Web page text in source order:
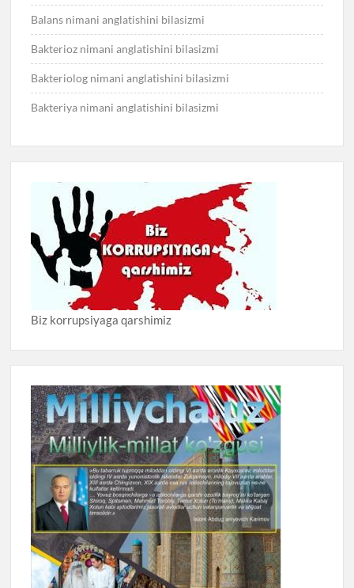
Balans nimani anglatishini bilasizmi
Bakterioz nimani anglatishini bilasizmi
Bakteriolog nimani anglatishini bilasizmi
Bakteriya nimani anglatishini bilasizmi
Biz korrupsiyaga qarshimiz